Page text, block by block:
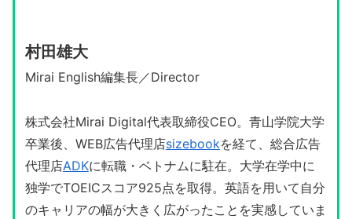
村田雄大
Mirai English編集長／Director
株式会社Mirai Digital代表取締役CEO。青山学院大学
卒業後、WEB広告代理店sizebookを経て、総合広告
代理店ADKに転職・ベトナムに駐在。大学在学中に
独学でTOEICスコア925点を取得。英語を用いて自分
のキャリアの幅が大きく広がったことを実感していま